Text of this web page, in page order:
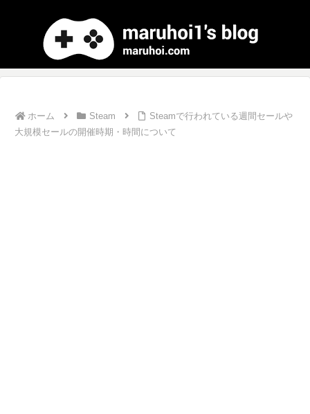
ホーム Steam
Steamで行われている週間セールや
大規模セールの開催時期・時間について